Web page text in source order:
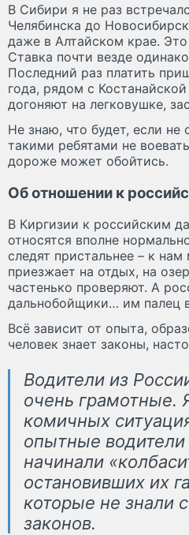
В Сибири я не раз
Челябинска до
даже в Алтайском крае.
Ставка почти везде
Последний раз платить
года, рядом с
догоняют на легковушке,
Не знаю, что будет, если не
такими ребятами не
дороже может обойтись.
Об отношении к
В Киргизии к российским
относятся вполне
следят пристальнее – к нам
приезжает на отдых, на
частенько проверяют. А
дальнобойщики… им палец
Всё зависит от опыта,
человек знает законы,
Водители из
очень грамотные.
комичных
опытные
начинали
остановивших их
которые не знали
законов.